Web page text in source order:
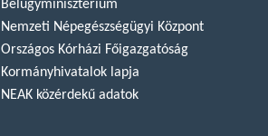
Belügyminisztérium
Nemzeti Népegészségügyi Központ
Országos Kórházi Főigazgatóság
Kormányhivatalok lapja
NEAK közérdekű adatok